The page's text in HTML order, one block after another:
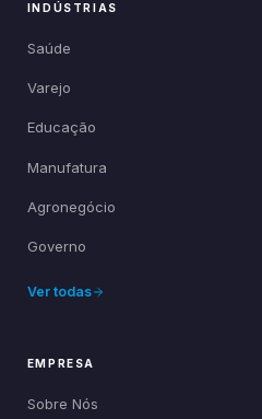
INDÚSTRIAS
Saúde
Varejo
Educação
Manufatura
Agronegócio
Governo
Ver todas
EMPRESA
Sobre Nós